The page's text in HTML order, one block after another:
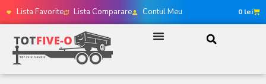
Lista Favorite Lista Comparare Contul Meu 0 lei